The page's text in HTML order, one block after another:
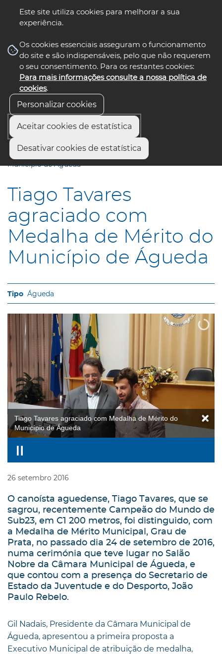
Este site utiliza cookies para melhorar a sua
experiência.
Os cookies essenciais asseguram o funcionamento
do site e são indispensáveis, pelo que não requerem
o seu consentimento. Para os restantes cookies:
Para mais informações consulte a nossa política de
cookies.
Personalizar cookies
Aceitar cookies de estatística
Desativar cookies de estatística
nos select language
Início
Tiago Tavares agraciado com Medalha de Mérito do
Município de Águeda
Tiago Tavares
agraciado com
Medalha de Mérito do
Município de Águeda
Águeda
Tiago Tavares agraciado com Medalha de Mérito do
Município de Águeda
26 setembro 2016
O canoísta aguedense, Tiago Tavares, que se
sagrou, recentemente Campeão do Mundo de
Sub23, em C1 200 metros, foi distinguido, com
a Medalha de Mérito Municipal, Grau de
Prata, no passado dia 24 de setembro de 2016,
numa cerimónia que teve lugar no Salão
Nobre da Câmara Municipal de Águeda, e
que contou com a presença do Secretario de
Estado da Juventude e do Desporto, João
Paulo Rebelo.
Gil Nadais, Presidente da Câmara Municipal de
Águeda, apresentou a primeira proposta a
Executivo Municipal de atribuição de medalha,